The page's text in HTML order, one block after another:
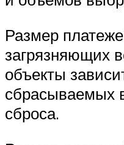
Размер
загрязняющих
объекты
сбрасываемых
сброса.